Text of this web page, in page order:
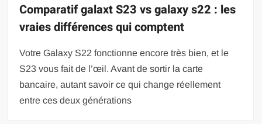
Comparatif galaxt S23 vs galaxy s22 : les
vraies différences qui comptent
Votre Galaxy S22 fonctionne encore très bien, et le
S23 vous fait de l’œil. Avant de sortir la carte
bancaire, autant savoir ce qui change réellement
entre ces deux générations